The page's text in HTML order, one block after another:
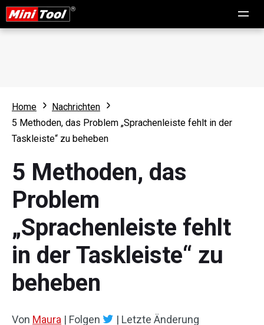
Home
Nachrichten
5 Methoden, das Problem „Sprachenleiste fehlt in der
Taskleiste“ zu beheben
5 Methoden, das
Problem
„Sprachenleiste fehlt
in der Taskleiste“ zu
beheben
Von Maura | Folgen | Letzte Änderung